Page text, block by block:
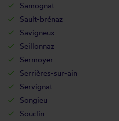
Samognat
Sault-brénaz
Savigneux
Seillonnaz
Sermoyer
Serrières-sur-ain
Servignat
Songieu
Souclin